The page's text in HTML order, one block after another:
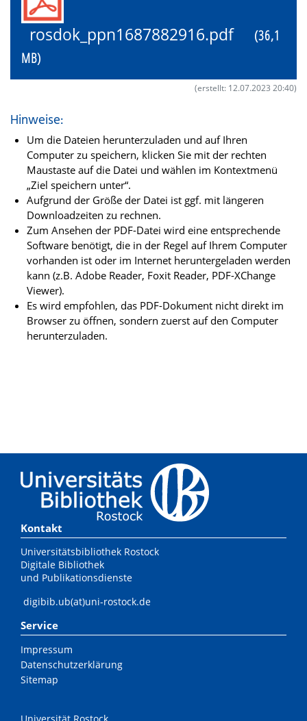
rosdok_ppn1687882916.pdf
(36,1
MB)
(erstellt: 12.07.2023 20:40)
Hinweise:
Um die Dateien herunterzuladen und auf Ihren
Computer zu speichern, klicken Sie mit der rechten
Maustaste auf die Datei und wählen im Kontextmenü
„Ziel speichern unter“.
Aufgrund der Größe der Datei ist ggf. mit längeren
Downloadzeiten zu rechnen.
Zum Ansehen der PDF-Datei wird eine entsprechende
Software benötigt, die in der Regel auf Ihrem Computer
vorhanden ist oder im Internet heruntergeladen werden
kann (z.B. Adobe Reader, Foxit Reader, PDF-XChange
Viewer).
Es wird empfohlen, das PDF-Dokument nicht direkt im
Browser zu öffnen, sondern zuerst auf den Computer
herunterzuladen.
Kontakt
Universitätsbibliothek Rostock
Digitale Bibliothek
und Publikationsdienste
digibib.ub(at)uni-rostock.de
Service
Impressum
Datenschutzerklärung
Sitemap